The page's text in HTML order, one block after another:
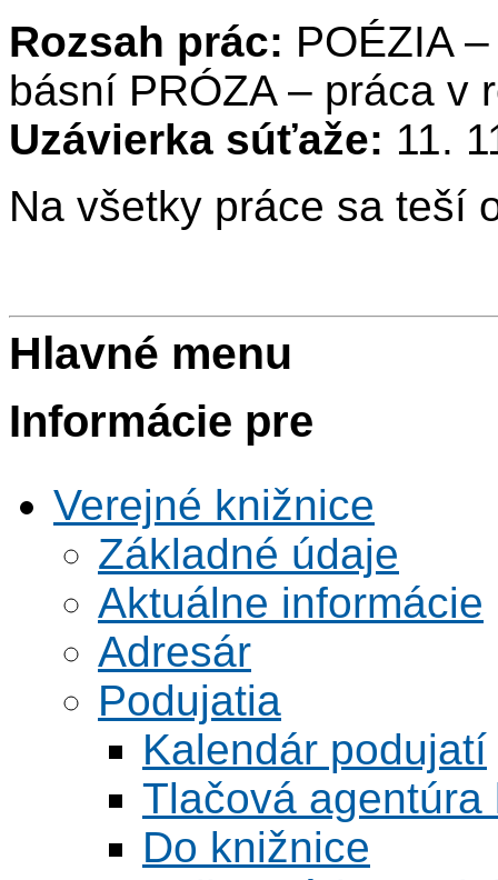
Rozsah prác: POÉZIA
básní PRÓZA – práca v
Uzávierka súťaže: 11.
Na všetky práce sa teší
Hlavné menu
Informácie pre
Verejné knižnice
Základné údaje
Aktuálne informácie
Adresár
Podujatia
Kalendár podujatí
Tlačová agentúra
Do knižnice